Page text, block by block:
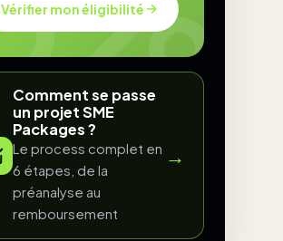
Vérifier mon éligibilité
Comment se passe
un projet SME
Packages ?
Le process complet en
6 étapes, de la
préanalyse au
remboursement
→